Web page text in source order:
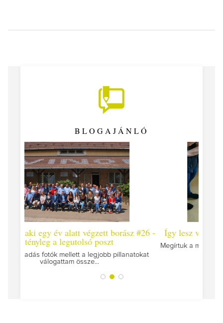
BLOGAJÁNLÓ
borász #26 -
pillanatokat
Így lesz valaki egy év alatt végzett borász
Megírtuk a modulzáró vizsgákat, már lázasan
az utolsó...